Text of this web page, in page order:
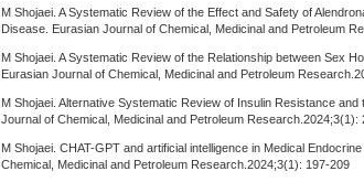
M Shojaei. A Systematic Review of the Effect and Safety of
Disease. Eurasian Journal of Chemical, Medicinal and Petroleum
M Shojaei. A Systematic Review of the Relationship between Sex
Eurasian Journal of Chemical, Medicinal and Petroleum
M Shojaei. Alternative Systematic Review of Insulin Resistance
Journal of Chemical, Medicinal and Petroleum Research.2024;3(1):
M Shojaei. CHAT-GPT and artificial intelligence in Medical
Chemical, Medicinal and Petroleum Research.2024;3(1): 197-209